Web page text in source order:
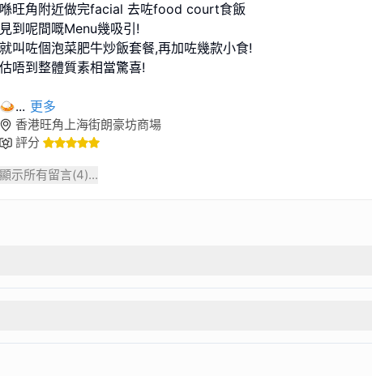
喺旺角附近做完facial 去咗food court食飯
見到呢間嘅Menu幾吸引!
就叫咗個泡菜肥牛炒飯套餐,再加咗幾款小食!
估唔到整體質素相當驚喜!
🍛... 更多
香港旺角上海街朗豪坊商場
評分
顯示所有留言(4)...